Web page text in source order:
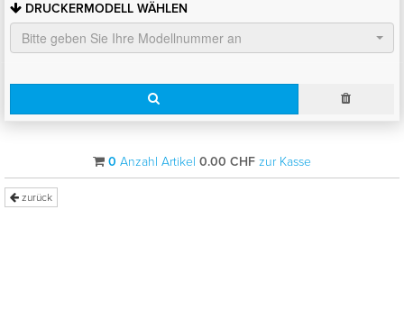
DRUCKERMODELL WÄHLEN
Bitte geben Sie Ihre Modellnummer an
0 Anzahl Artikel 0.00 CHF zur Kasse
zurück